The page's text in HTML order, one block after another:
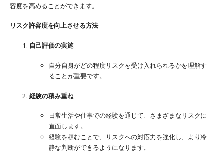
容度を高めることができます。
リスク許容度を向上させる方法
自己評価の実施
自分自身がどの程度リスクを受け入れられるかを理解す
ることが重要です。
経験の積み重ね
日常生活や仕事での経験を通じて、さまざまなリスクに
直面します。
経験を積むことで、リスクへの対応力を強化し、より冷
静な判断ができるようになります。